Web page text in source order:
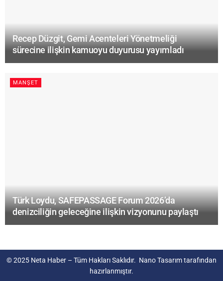
Recep Düzgit, Gemi Acenteleri Yönetmeliği
sürecine ilişkin kamuoyu duyurusu yayımladı
MANŞET
Türk Loydu, SAFEPASSAGE Forum 2026’da
denizciliğin geleceğine ilişkin vizyonunu paylaştı
© 2025 Neta Haber – Tüm Hakları Saklıdır. Nano Tasarımtarafından
hazırlanmıştır.